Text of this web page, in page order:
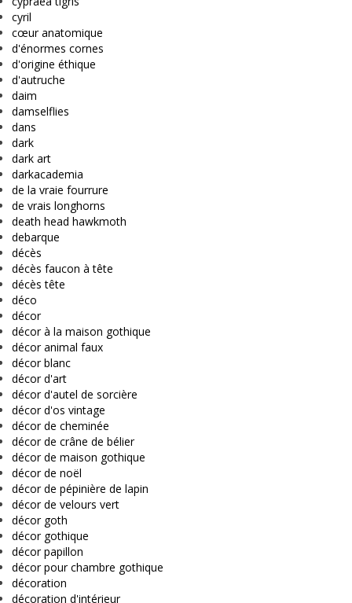
cyril
cœur anatomique
d'énormes cornes
d'origine éthique
d'autruche
daim
damselflies
dans
dark
dark art
darkacademia
de la vraie fourrure
de vrais longhorns
death head hawkmoth
debarque
décès
décès faucon à tête
décès tête
déco
décor
décor à la maison gothique
décor animal faux
décor blanc
décor d'art
décor d'autel de sorcière
décor d'os vintage
décor de cheminée
décor de crâne de bélier
décor de maison gothique
décor de noël
décor de pépinière de lapin
décor de velours vert
décor goth
décor gothique
décor papillon
décor pour chambre gothique
décoration
décoration d'intérieur